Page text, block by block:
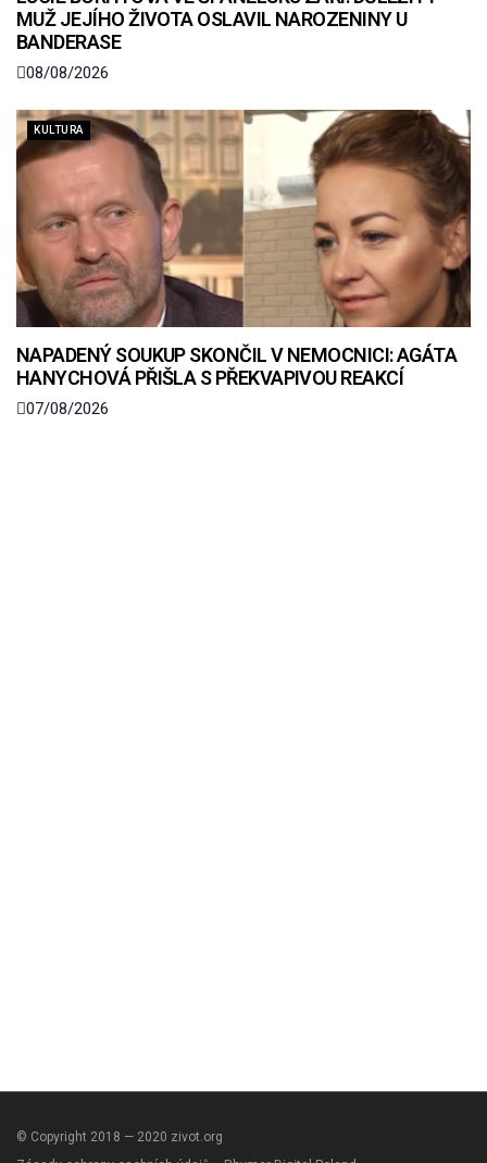
MUŽ JEJÍHO ŽIVOTA OSLAVIL NAROZENINY U
BANDERASE
08/08/2026
KULTURA
NAPADENÝ SOUKUP SKONČIL V NEMOCNICI: AGÁTA
HANYCHOVÁ PŘIŠLA S PŘEKVAPIVOU REAKCÍ
07/08/2026
© Copyright 2018 — 2020 zivot.org